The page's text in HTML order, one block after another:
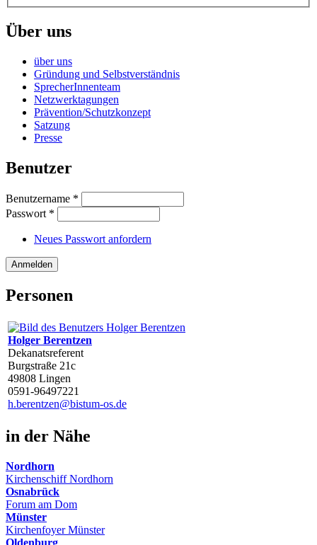
Über uns
über uns
Gründung und Selbstverständnis
SprecherInnenteam
Netzwerktagungen
Prävention/Schutzkonzept
Satzung
Presse
Benutzer
Benutzername *
Passwort *
Neues Passwort anfordern
Personen
Holger Berentzen
Dekanatsreferent
Burgstraße 21c
49808 Lingen
0591-96497221
h.berentzen@bistum-os.de
in der Nähe
Nordhorn
Kirchenschiff Nordhorn
Osnabrück
Forum am Dom
Münster
Kirchenfoyer Münster
Oldenburg